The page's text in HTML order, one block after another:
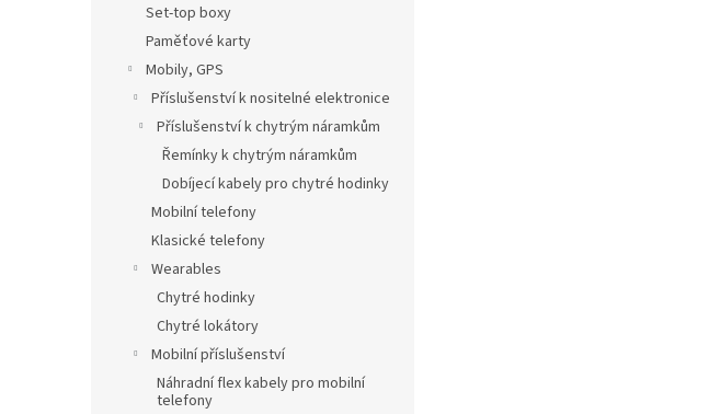
Set-top boxy
Paměťové karty
Mobily, GPS
Příslušenství k nositelné elektronice
Příslušenství k chytrým náramkům
Řemínky k chytrým náramkům
Dobíjecí kabely pro chytré hodinky
Mobilní telefony
Klasické telefony
Wearables
Chytré hodinky
Chytré lokátory
Mobilní příslušenství
Náhradní flex kabely pro mobilní
telefony